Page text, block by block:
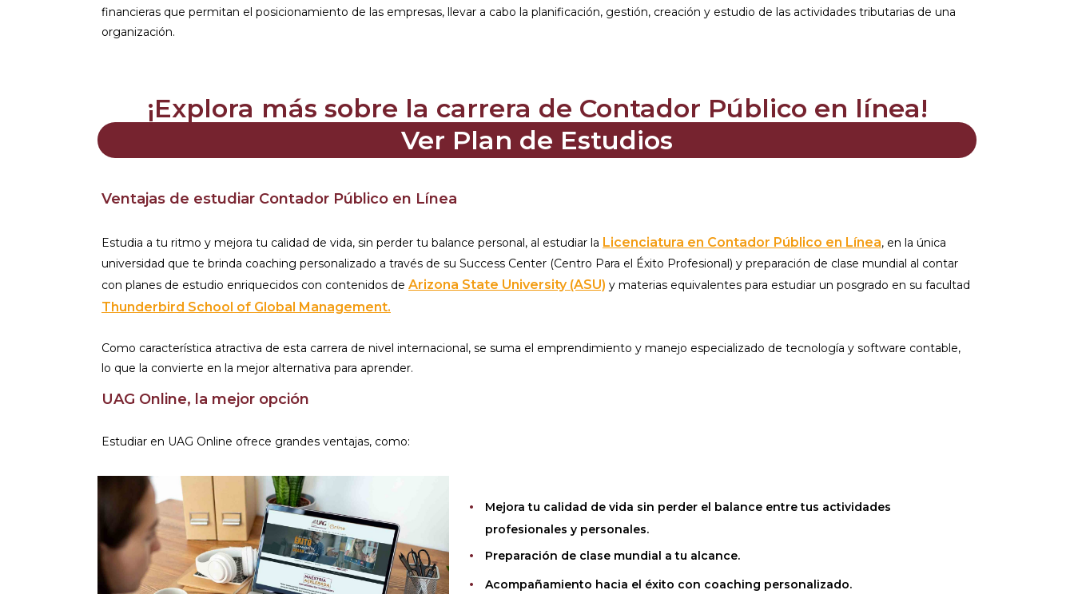
financieras que permitan el posicionamiento de las empresas, llevar a cabo la planificación, gestión, creación y estudio de las actividades tributarias de una
organización.
¡Explora más sobre la carrera de Contador Público en línea!
Ver Plan de Estudios
Ventajas de estudiar Contador Público en Línea
Estudia a tu ritmo y mejora tu calidad de vida, sin perder tu balance personal, al estudiar la Licenciatura en Contador Público en Línea, en la única
universidad que te brinda coaching personalizado a través de su Success Center (Centro Para el Éxito Profesional) y preparación de clase mundial al contar
con planes de estudio enriquecidos con contenidos de Arizona State University (ASU) y materias equivalentes para estudiar un posgrado en su facultad
Thunderbird School of Global Management.
Como característica atractiva de esta carrera de nivel internacional, se suma el emprendimiento y manejo especializado de tecnología y software contable,
lo que la convierte en la mejor alternativa para aprender.
UAG Online, la mejor opción
Estudiar en UAG Online ofrece grandes ventajas, como:
Mejora tu calidad de vida sin perder el balance entre tus actividades
profesionales y personales.
Preparación de clase mundial a tu alcance.
Acompañamiento hacia el éxito con coaching personalizado.